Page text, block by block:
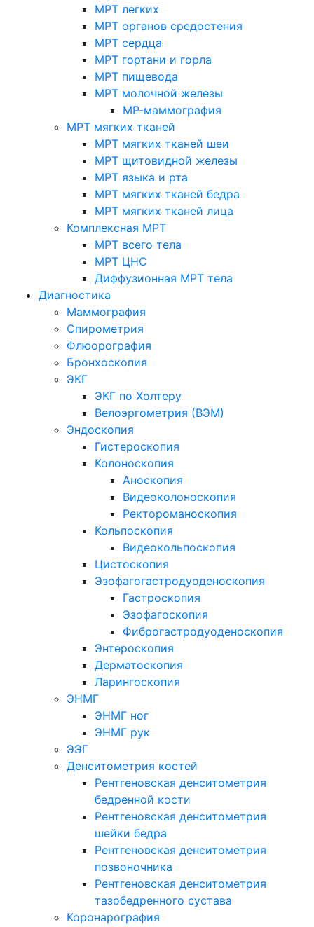
МРТ легких
МРТ органов средостения
МРТ сердца
МРТ гортани и горла
МРТ пищевода
МРТ молочной железы
МР-маммография
МРТ мягких тканей
МРТ мягких тканей шеи
МРТ щитовидной железы
МРТ языка и рта
МРТ мягких тканей бедра
МРТ мягких тканей лица
Комплексная МРТ
МРТ всего тела
МРТ ЦНС
Диффузионная МРТ тела
Диагностика
Маммография
Спирометрия
Флюорография
Бронхоскопия
ЭКГ
ЭКГ по Холтеру
Велоэргометрия (ВЭМ)
Эндоскопия
Гистероскопия
Колоноскопия
Аноскопия
Видеоколоноскопия
Ректороманоскопия
Кольпоскопия
Видеокольпоскопия
Цистоскопия
Эзофагогастродуоденоскопия
Гастроскопия
Эзофагоскопия
Фиброгастродуоденоскопия
Энтероскопия
Дерматоскопия
Ларингоскопия
ЭНМГ
ЭНМГ ног
ЭНМГ рук
ЭЭГ
Денситометрия костей
Рентгеновская денситометрия
бедренной кости
Рентгеновская денситометрия
шейки бедра
Рентгеновская денситометрия
позвоночника
Рентгеновская денситометрия
тазобедренного сустава
Коронарография